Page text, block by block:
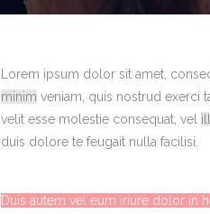
Lorem ipsum dolor sit amet,
minim veniam, quis nostrud exerci
velit esse molestie consequat, vel
duis dolore te feugait nulla facilisi.
Duis autem vel eum iriure dolor in